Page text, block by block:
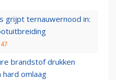
grijpt ternauwernood in:
brandstof drukken
hard omlaag